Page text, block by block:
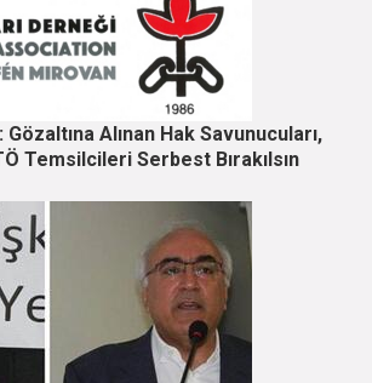
Alınan Hak Savunucuları,
Temsilcileri Serbest Bırakılsın